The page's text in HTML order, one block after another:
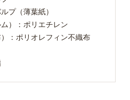
プ（薄葉紙）
）：ポリエチレン
：ポリオレフィン不織布